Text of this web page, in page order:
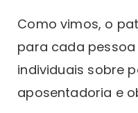
Como vimos, o
para cada
individuais sobre
aposentadoria e